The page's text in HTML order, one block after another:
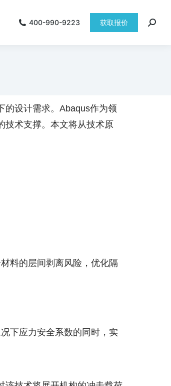
400-990-9223 获取报价
的设计需求。Abaqus作为领
技术支撑。本文将从技术原
料的层间剥离风险，优化隔
下应力安全系数的同时，实